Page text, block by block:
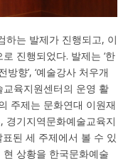
하는 발제가 진행되고, 이
진행되었다. 발제는 ‘한
향’, ‘예술강사 처우개
교육지원센터의 운영 활
주제는 문화연대 이원재
경기지역문화예술교육지
된 세 주제에서 볼 수 있
상황을 한국문화예술